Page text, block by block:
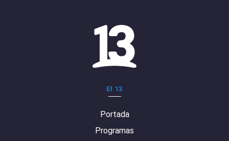
El 13
Portada
Programas